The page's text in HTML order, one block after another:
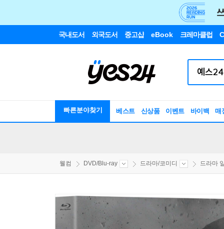
국내도서 외국도서 중고샵 eBook 크레마클럽
빠른분야찾기 베스트 신상품 이벤트 바이백 매
웰컴 DVD/Blu-ray 드라마/코미디 드라마